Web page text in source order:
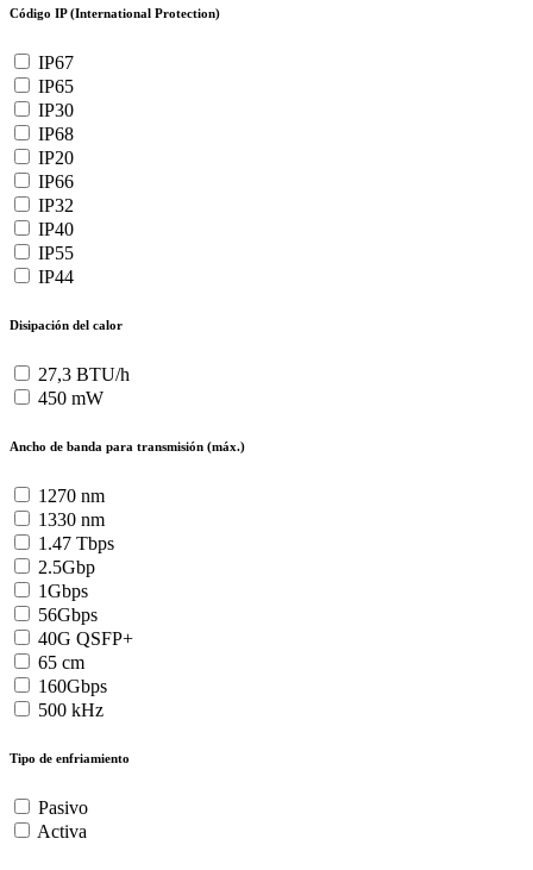
Código IP (International Protection)
IP67
IP65
IP30
IP68
IP20
IP66
IP32
IP40
IP55
IP44
Disipación del calor
27,3 BTU/h
450 mW
Ancho de banda para transmisión (máx.)
1270 nm
1330 nm
1.47 Tbps
2.5Gbp
1Gbps
56Gbps
40G QSFP+
65 cm
160Gbps
500 kHz
Tipo de enfriamiento
Pasivo
Activa